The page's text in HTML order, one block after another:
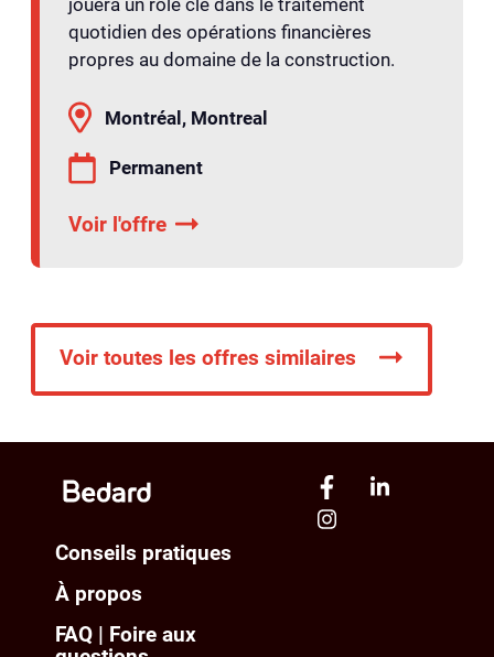
quotidien des opérations financières
propres au domaine de la construction.
Montréal, Montreal
Permanent
Voir l'offre
Voir toutes les offres similaires
Conseils pratiques
À propos
FAQ | Foire aux